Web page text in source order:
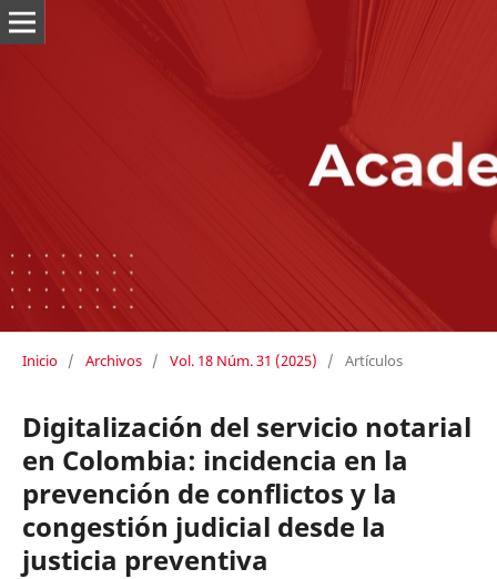
Inicio / Archivos / Vol. 18 Núm. 31 (2025) / Artículos
Digitalización del servicio notarial
en Colombia: incidencia en la
prevención de conflictos y la
congestión judicial desde la
justicia preventiva